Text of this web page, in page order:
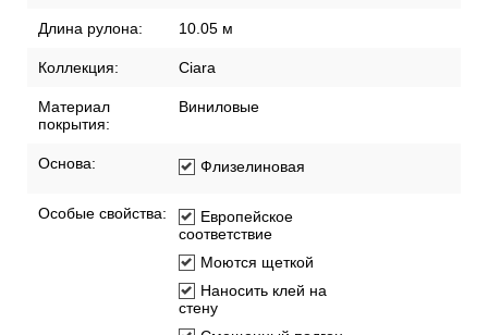
Длина рулона: 10.05 м
Коллекция: Ciara
Материал
покрытия:
Виниловые
Основа: Флизелиновая
Особые свойства:
Европейское
соответствие
Моются щеткой
Наносить клей на
стену